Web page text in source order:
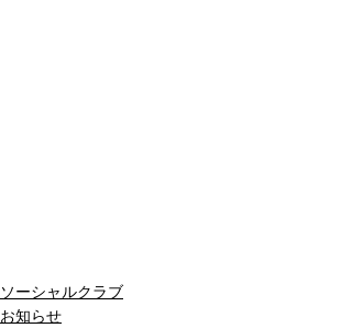
ソーシャルクラブ
お知らせ